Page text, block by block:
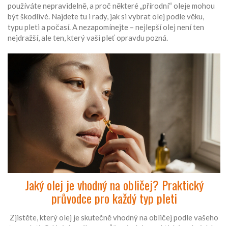
používáte nepravidelně, a proč některé „přírodní“ oleje mohou
být škodlivé. Najdete tu i rady, jak si vybrat olej podle věku,
typu pleti a počasí. A nezapomínejte – nejlepší olej není ten
nejdražší, ale ten, který vaši pleť opravdu pozná.
Jaký olej je vhodný na obličej? Praktický
průvodce pro každý typ pleti
Zjistěte, který olej je skutečně vhodný na obličej podle vašeho